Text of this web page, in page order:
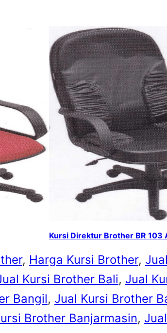
Kursi Direktur Brother BR 103
, Harga Kursi Brother,
Kursi Brother Bali, Jual
Bangil, Jual Kursi Brother
Brother Banjarmasin,